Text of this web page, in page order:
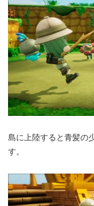
島に上陸すると青髪の
す。